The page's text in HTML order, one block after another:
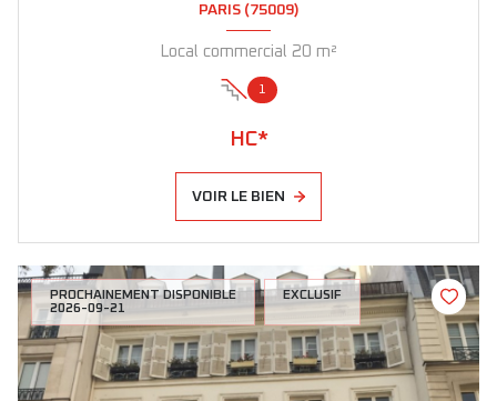
PARIS (75009)
Local commercial 20 m²
1
HC*
VOIR LE BIEN
PROCHAINEMENT DISPONIBLE
2026-09-21
EXCLUSIF